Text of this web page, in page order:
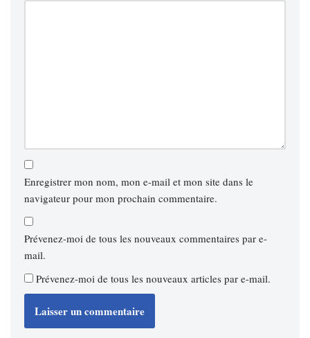
Enregistrer mon nom, mon e-mail et mon site dans le
navigateur pour mon prochain commentaire.
Prévenez-moi de tous les nouveaux commentaires par e-
mail.
Prévenez-moi de tous les nouveaux articles par e-mail.